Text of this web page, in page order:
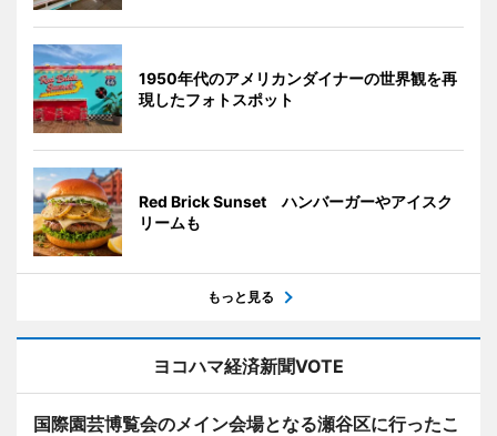
1950年代のアメリカンダイナーの世界観を再
現したフォトスポット
Red Brick Sunset ハンバーガーやアイスク
リームも
もっと見る
ヨコハマ経済新聞VOTE
国際園芸博覧会のメイン会場となる瀬谷区に行ったこ